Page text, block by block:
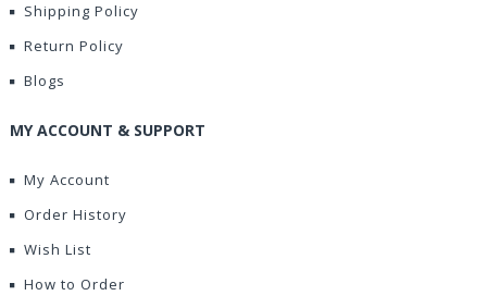
Shipping Policy
Return Policy
Blogs
MY ACCOUNT & SUPPORT
My Account
Order History
Wish List
How to Order